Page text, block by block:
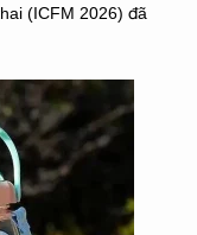
(ICFM 2026) đã